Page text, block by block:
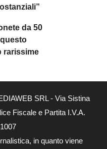
da 50
rarissime
SRL - Via Sistina
Fiscale e Partita I.V.A.
in quanto viene